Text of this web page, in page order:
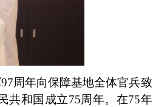
97周年向保障基地全体官兵致
共和国成立75周年。在75年